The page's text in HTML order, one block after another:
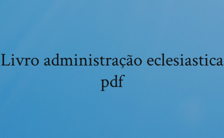
Livro administração eclesiastica
pdf